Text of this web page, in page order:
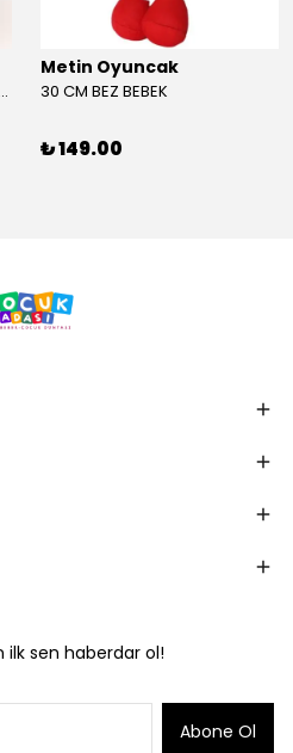
3 KATLI ÇEKMECELİ SAKLAMA ÜNİTESİ
Metin Oyuncak
30 CM BEZ BEBEK
₺ 149.00
ilk sen haberdar ol!
Abone Ol